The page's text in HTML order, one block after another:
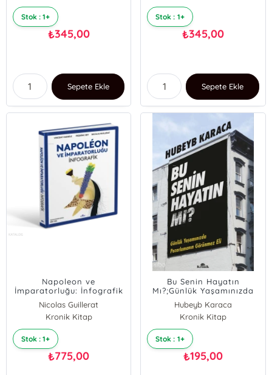
Stok : 1+
₺345,00
Sepete Ekle
Stok : 1+
₺345,00
Sepete Ekle
Napoleon ve
İmparatorluğu: İnfografik
(Ciltli)
Nicolas Guillerat
Frederic Bey
Vincent Haegele
Kronik Kitap
Stok : 1+
₺775,00
Bu Senin Hayatın
Mı?;Günlük Yaşamınızda
Pazarlamanın Görünmez
Eli
Hubeyb Karaca
Kronik Kitap
Stok : 1+
₺195,00